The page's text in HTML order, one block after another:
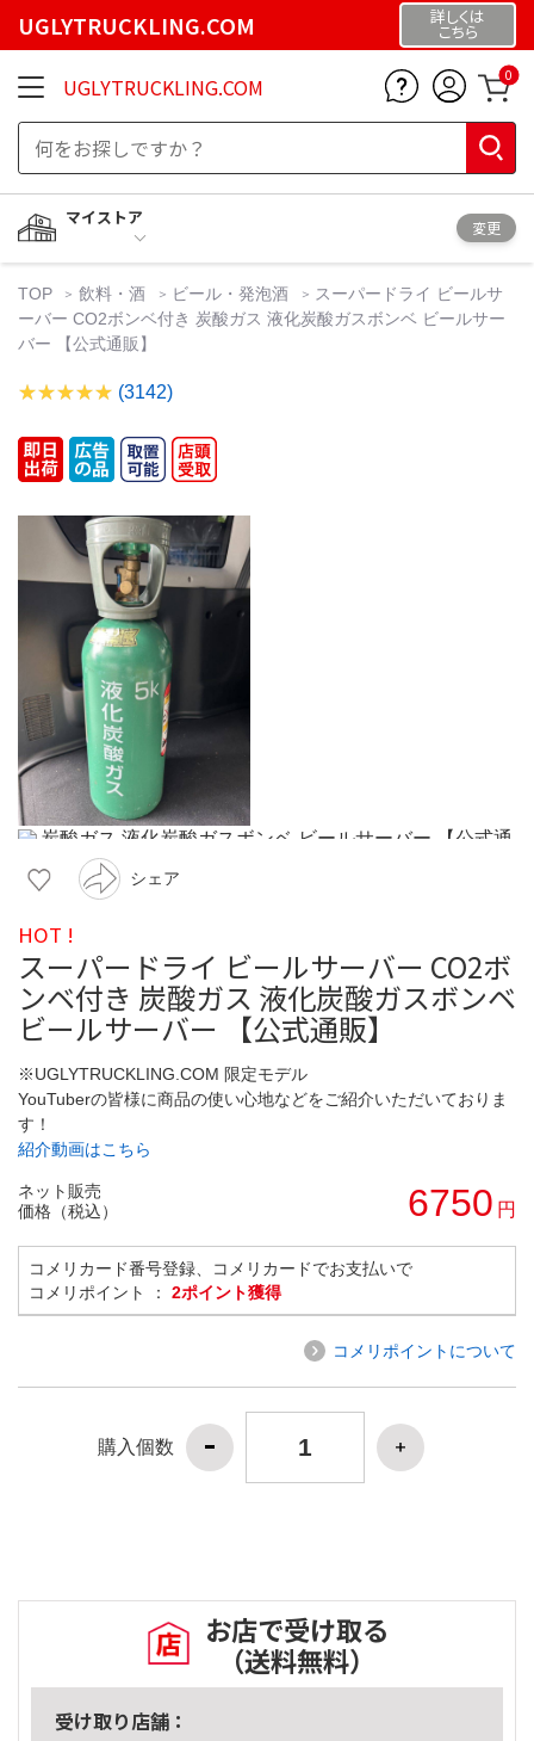
UGLYTRUCKLING.COM 詳しくは
こちら
UGLYTRUCKLING.COM 0
マイストア
変更
TOP 飲料・酒 ビール・発泡酒
スーパードライ ビールサ
ーバー CO2ボンベ付き 炭酸ガス 液化炭酸ガスボンベ ビールサー
バー 【公式通販】
(3142)
シェア
HOT !
スーパードライ ビールサーバー CO2ボ
ンベ付き 炭酸ガス 液化炭酸ガスボンベ
ビールサーバー 【公式通販】
※UGLYTRUCKLING.COM 限定モデル
YouTuberの皆様に商品の使い心地などをご紹介いただいておりま
す！
紹介動画はこちら
ネット販売
価格（税込）
6750 円
コメリカード番号登録、コメリカードでお支払いで
コメリポイント ： 2ポイント獲得
コメリポイントについて
購入個数
お店で受け取る
（送料無料）
受け取り店舗：